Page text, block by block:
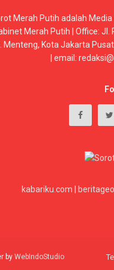
Merah Putih adalah
Merah Putih | Office: Jl.
Menteng, Kota Jakarta
| email:
kabariku.com |
by WebIndoStudio